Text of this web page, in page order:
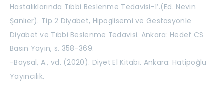
Hastalıklarında Tıbbi Beslenme Tedavisi-1’.(Ed. Nevin
Şanlıer). Tip 2 Diyabet, Hipoglisemi ve Gestasyonle
Diyabet ve Tıbbi Beslenme Tedavisi. Ankara: Hedef CS
Basın Yayın, s. 358-369.
-Baysal, A., vd. (2020). Diyet El Kitabı. Ankara: Hatipoğlu
Yayıncılık.